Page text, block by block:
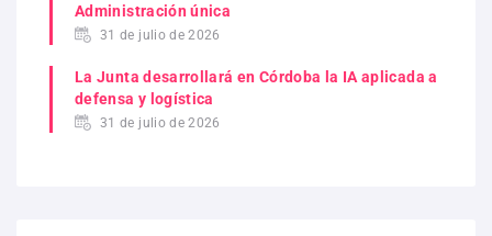
Administración única
31 de julio de 2026
La Junta desarrollará en Córdoba la IA aplicada a
defensa y logística
31 de julio de 2026